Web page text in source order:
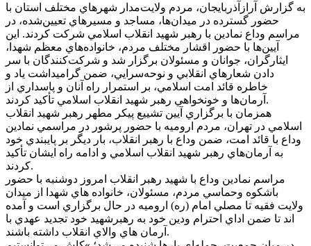
به گزارش آرازآذربايجان، مردم ولايت‌مدار شهرهاي مختلف استان با
حضور گسترده در ميدان‌ها، مساجد و مسيرهاي تعيين‌شده، در
مراسم وداع نمادين با رهبر شهيد انقلاب اسلامي شرکت کردند. اين
آيين‌ها با حضور اقشار مختلف مردم، خانواده‌هاي معظم شهدا،
ايثارگران، جوانان و مسئولان برگزار شد و شرکت‌کنندگان با سر
دادن شعارهاي انقلابي و نوحه‌سرايي، ضمن گراميداشت ياد و
خاطره قائد امت اسلامي، بر استمرار راه آنان و پاسداري از
آرمان‌ها و خونخواهي رهبر شهيد انقلاب اسلامي تأکيد کردند.
همزمان با برگزاري آيين تشييع پيکر مطهر رهبر شهيد انقلاب
اسلامي در تهران، مردم اروميه با حضور پرشور در مراسمي نمادين
وداع با قائد امت، ضمن وداع با رهبر انقلاب، بار ديگر بر پايبندي خود
به آرمان‌هاي رهبر شهيد انقلاب اسلامي و ادامه راه ايشان تأکيد
کردند.
مراسم نمادين وداع با شهيد رهبر انقلاب امروز دوشنبه با حضور
باشکوه وحماسي مردم، مسئولان، خانواده هاي شهدا از ميدان
ولايت فقيه تا مصلي امام (ره) اروميه در حال برگزاري است و آمده
اند تا ضمن اداي احترام ودين خود به رهبرشهيد خود تجديد عهدي با
آرمان هاي والاي انقلاب داشته باشند.